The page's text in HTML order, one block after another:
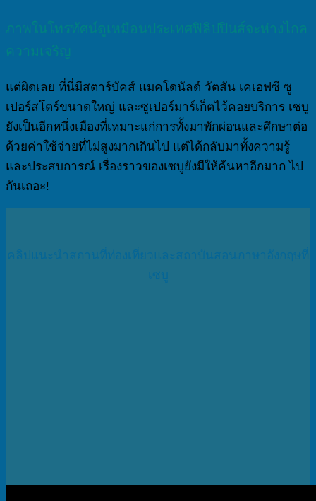
ภาพในโทรทัศน์ดูเหมือนประเทศฟิลิปปินส์จะห่างไกล
ความเจริญ
แต่ผิดเลย ที่นี่มีสตาร์บัคส์ แมคโดนัลด์ วัตสัน เคเอฟซี ซู
เปอร์สโตร์ขนาดใหญ่ และซูเปอร์มาร์เก็ตไว้คอยบริการ เซบู
ยังเป็นอีกหนึ่งเมืองที่เหมาะแก่การทั้งมาพักผ่อนและศึกษาต่อ
ด้วยค่าใช้จ่ายที่ไม่สูงมากเกินไป แต่ได้กลับมาทั้งความรู้
และประสบการณ์ เรื่องราวของเซบูยังมีให้ค้นหาอีกมาก ไป
กันเถอะ!
คลิปแนะนำสถานที่ท่องเที่ยวและสถาบันสอนภาษาอังกฤษที่
เซบู